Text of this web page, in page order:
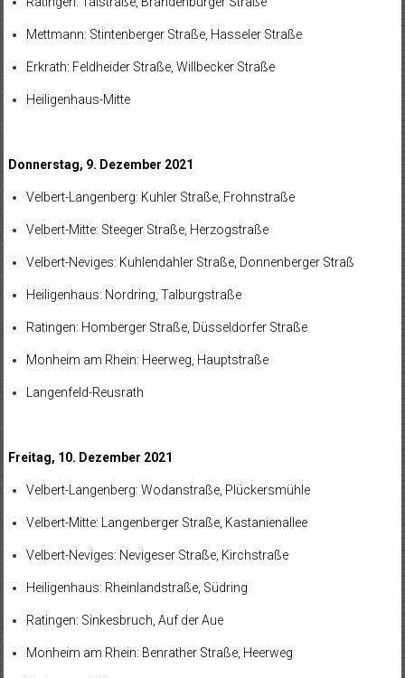
Mettmann: Stintenberger Straße, Hasseler Straße
Erkrath: Feldheider Straße, Willbecker Straße
Heiligenhaus-Mitte
Donnerstag, 9. Dezember 2021
Velbert-Langenberg: Kuhler Straße, Frohnstraße
Velbert-Mitte: Steeger Straße, Herzogstraße
Velbert-Neviges: Kuhlendahler Straße, Donnenberger Straß
Heiligenhaus: Nordring, Talburgstraße
Ratingen: Homberger Straße, Düsseldorfer Straße
Monheim am Rhein: Heerweg, Hauptstraße
Langenfeld-Reusrath
Freitag, 10. Dezember 2021
Velbert-Langenberg: Wodanstraße, Plückersmühle
Velbert-Mitte: Langenberger Straße, Kastanienallee
Velbert-Neviges: Nevigeser Straße, Kirchstraße
Heiligenhaus: Rheinlandstraße, Südring
Ratingen: Sinkesbruch, Auf der Aue
Monheim am Rhein: Benrather Straße, Heerweg